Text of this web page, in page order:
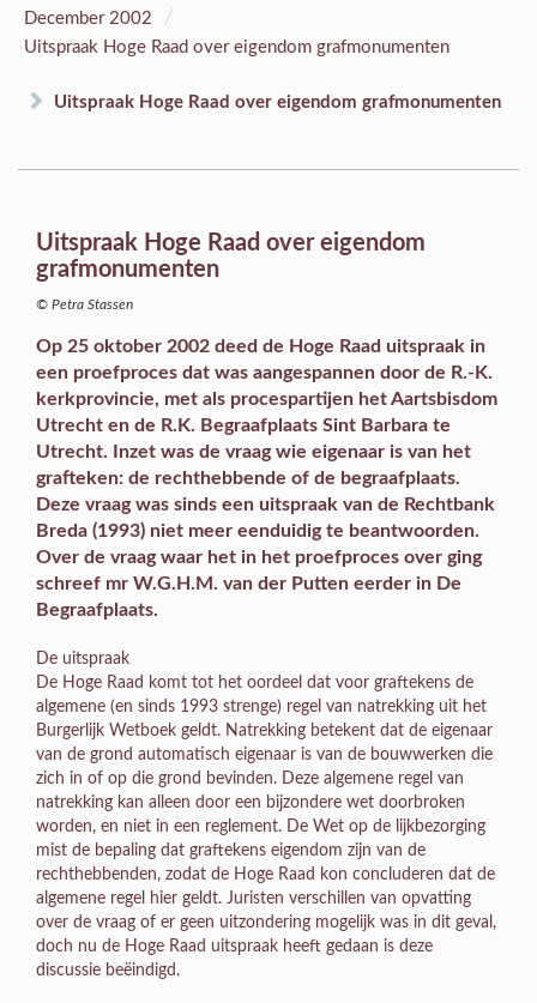
December 2002 /
Uitspraak Hoge Raad over eigendom grafmonumenten
Uitspraak Hoge Raad over eigendom grafmonumenten
Uitspraak Hoge Raad over eigendom
grafmonumenten
© Petra Stassen
Op 25 oktober 2002 deed de Hoge Raad uitspraak in
een proefproces dat was aangespannen door de R.-K.
kerkprovincie, met als procespartijen het Aartsbisdom
Utrecht en de R.K. Begraafplaats Sint Barbara te
Utrecht. Inzet was de vraag wie eigenaar is van het
grafteken: de rechthebbende of de begraafplaats.
Deze vraag was sinds een uitspraak van de Rechtbank
Breda (1993) niet meer eenduidig te beantwoorden.
Over de vraag waar het in het proefproces over ging
schreef mr W.G.H.M. van der Putten eerder in De
Begraafplaats.
De uitspraak
De Hoge Raad komt tot het oordeel dat voor graftekens de
algemene (en sinds 1993 strenge) regel van natrekking uit het
Burgerlijk Wetboek geldt. Natrekking betekent dat de eigenaar
van de grond automatisch eigenaar is van de bouwwerken die
zich in of op die grond bevinden. Deze algemene regel van
natrekking kan alleen door een bijzondere wet doorbroken
worden, en niet in een reglement. De Wet op de lijkbezorging
mist de bepaling dat graftekens eigendom zijn van de
rechthebbenden, zodat de Hoge Raad kon concluderen dat de
algemene regel hier geldt. Juristen verschillen van opvatting
over de vraag of er geen uitzondering mogelijk was in dit geval,
doch nu de Hoge Raad uitspraak heeft gedaan is deze
discussie beëindigd.